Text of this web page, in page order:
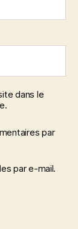
dans le
par
par e-mail.